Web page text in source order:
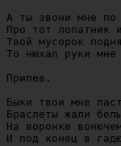
А ты звони мне по
Про тот лопатник
Твой мусорок
То нюхал руки мне
Припев.
Быки твои мне
Браслеты жали
На воронке
И под конец в